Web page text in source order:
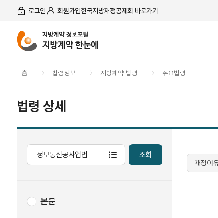
본문 바로가기 메뉴 바로가기 푸터 바로가기
로그인 회원가입한국지방재정공제회 바로가기
홈 법령정보 지방계약 법령 주요법령
법령 상세
조회
본문
개정이